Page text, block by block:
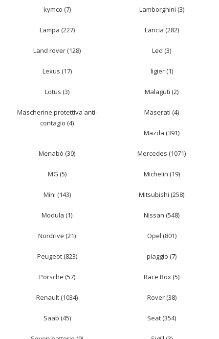
kymco (7) Lamborghini (3)
Lampa (227) Lancia (282)
Land rover (128) Led (3)
Lexus (17) ligier (1)
Lotus (3) Malaguti (2)
Mascherine protettiva anti-
contagio (4)
Maserati (4)
Mazda (391)
Menabò (30) Mercedes (1071)
MG (5) Michelin (19)
Mini (143) Mitsubishi (258)
Modula (1) Nissan (548)
Nordrive (21) Opel (801)
Peugeot (823) piaggio (7)
Porsche (57) Race Box (5)
Renault (1034) Rover (38)
Saab (45) Seat (354)